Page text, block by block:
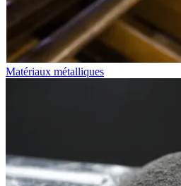
Matériaux métalliques